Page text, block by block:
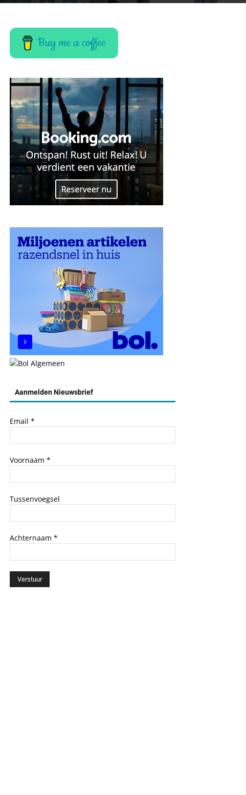
Buy me a coffee
Aanmelden Nieuwsbrief
Email *
Voornaam *
Tussenvoegsel
Achternaam *